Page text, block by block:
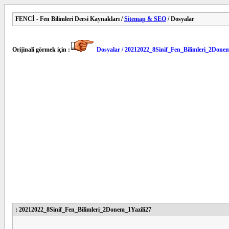
FENCİ - Fen Bilimleri Dersi Kaynakları /Sitemap & SEO / Dosyalar
Orijinali görmek için : Dosyalar /
: 20212022_8Sinif_Fen_Bilimleri_2Donem_1Yazili27